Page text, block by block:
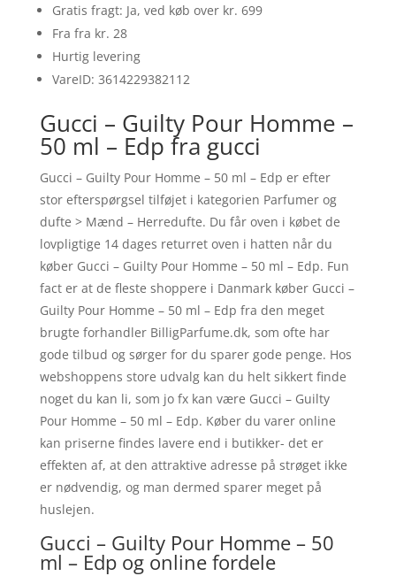
Gratis fragt: Ja, ved køb over kr. 699
Fra fra kr. 28
Hurtig levering
VareID: 3614229382112
Gucci – Guilty Pour Homme –
50 ml – Edp fra gucci
Gucci – Guilty Pour Homme – 50 ml – Edp er efter
stor efterspørgsel tilføjet i kategorien Parfumer og
dufte > Mænd – Herredufte. Du får oven i købet de
lovpligtige 14 dages returret oven i hatten når du
køber Gucci – Guilty Pour Homme – 50 ml – Edp. Fun
fact er at de fleste shoppere i Danmark køber Gucci –
Guilty Pour Homme – 50 ml – Edp fra den meget
brugte forhandler BilligParfume.dk, som ofte har
gode tilbud og sørger for du sparer gode penge. Hos
webshoppens store udvalg kan du helt sikkert finde
noget du kan li, som jo fx kan være Gucci – Guilty
Pour Homme – 50 ml – Edp. Køber du varer online
kan priserne findes lavere end i butikker- det er
effekten af, at den attraktive adresse på strøget ikke
er nødvendig, og man dermed sparer meget på
huslejen.
Gucci – Guilty Pour Homme – 50
ml – Edp og online fordele